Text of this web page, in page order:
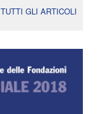
TUTTI GLI ARTICOLI